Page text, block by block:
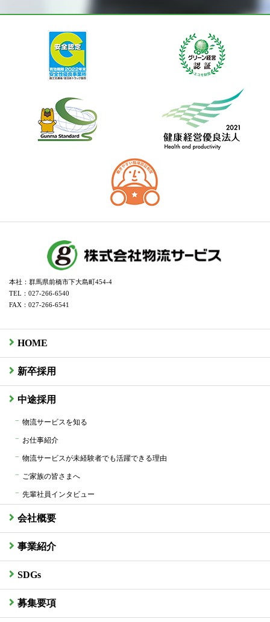
本社：群馬県前橋市下大島町454-4
TEL：027-266-6540
FAX：027-266-6541
HOME
新卒採用
中途採用
物流サービスを知る
お仕事紹介
物流サービスが未経験者でも活躍できる理由
ご家族の皆さまへ
先輩社員インタビュー
会社概要
事業紹介
SDGs
募集要項